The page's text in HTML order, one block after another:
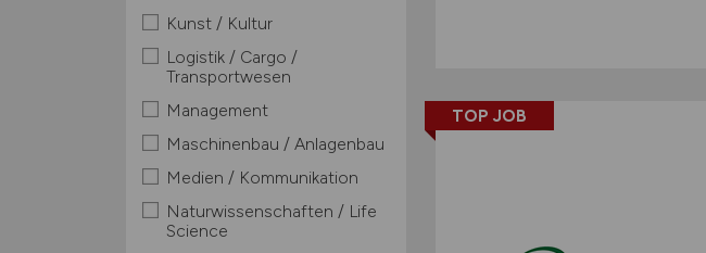
Kunst / Kultur
Logistik / Cargo /
Transportwesen
Management
Maschinenbau / Anlagenbau
Medien / Kommunikation
Naturwissenschaften / Life
Science
TOP JOB